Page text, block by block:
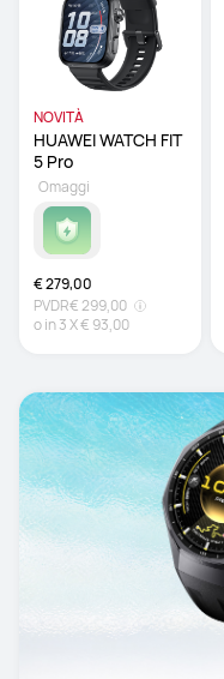
NOVITÀ
HUAWEI WATCH FIT
€ 279,00
PVDR€ 299,00
o in3X€ 93,00
Omaggi